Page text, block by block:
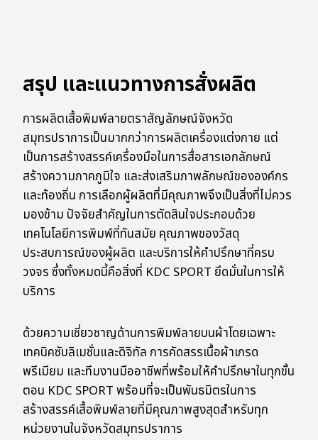
สรุป และแนวทางการสั่งผลิต
การผลิตเสื้อพิมพ์ลายตราสัญลักษณ์จังหวัด
สมุทรปราการเป็นมากกว่าการผลิตเครื่องแต่งกาย แต่
เป็นการสร้างสรรค์เครื่องมือในการสื่อสารเอกลักษณ์
สร้างความภาคภูมิใจ และส่งเสริมภาพลักษณ์ขององค์กร
และท้องถิ่น การเลือกผู้ผลิตที่มีคุณภาพจึงเป็นสิ่งที่ไม่ควร
มองข้าม ปัจจัยสำคัญในการตัดสินใจประกอบด้วย
เทคโนโลยีการพิมพ์ที่ทันสมัย คุณภาพของวัสดุ
ประสบการณ์ของผู้ผลิต และบริการให้คำปรึกษาที่ครบ
วงจร ซึ่งทั้งหมดนี้คือสิ่งที่ KDC SPORT ยึดมั่นในการให้
บริการ
ด้วยความเชี่ยวชาญด้านการพิมพ์ลายบนผ้าโดยเฉพาะ
เทคนิคซับลิเมชั่นและดิจิทัล การคัดสรรเนื้อผ้าเกรด
พรีเมียม และทีมงานมืออาชีพที่พร้อมให้คำปรึกษาในทุกขั้น
ตอน KDC SPORT พร้อมที่จะเป็นพันธมิตรในการ
สร้างสรรค์เสื้อพิมพ์ลายที่มีคุณภาพสูงสุดสำหรับทุก
หน่วยงานในจังหวัดสมุทรปราการ